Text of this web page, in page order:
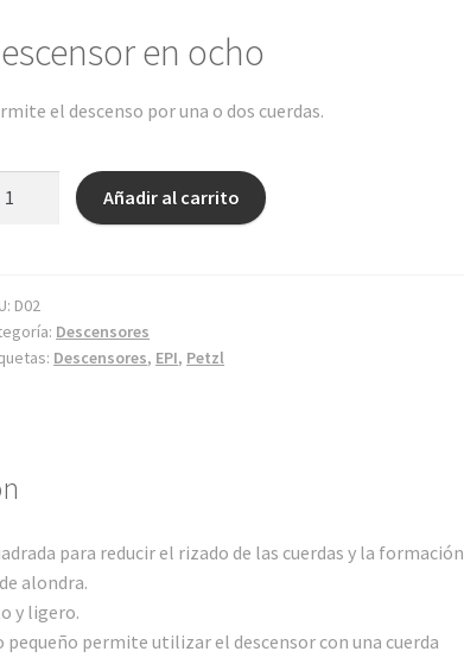
en ocho
el descenso por una o dos cuerdas.
Añadir al carrito
D02
Descensores
Descensores, EPI, Petzl
para reducir el rizado de las cuerdas y la formación
alondra.
y ligero.
pequeño permite utilizar el descensor con una cuerda